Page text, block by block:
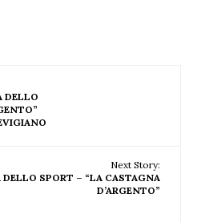
DELLO
Next Story:
DELLO SPORT – “LA CASTAGNA
D’ARGENTO”